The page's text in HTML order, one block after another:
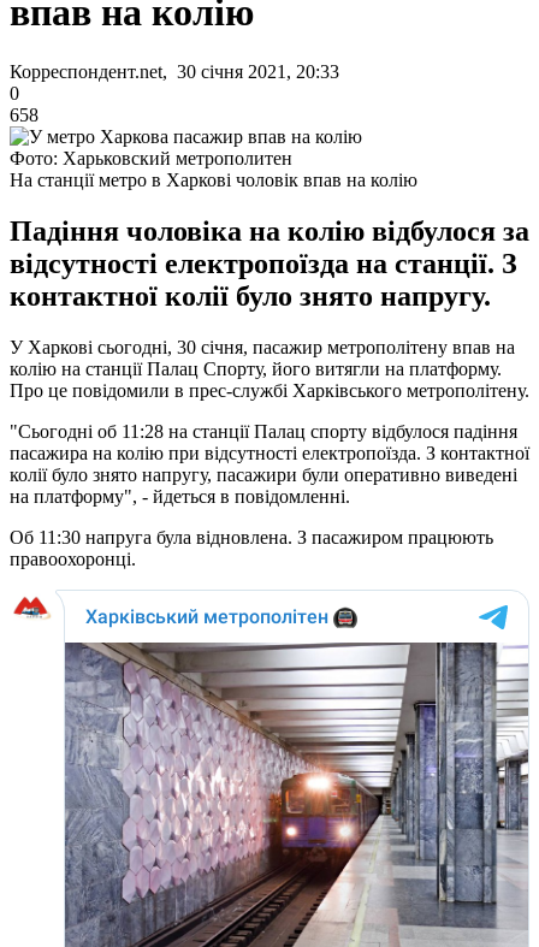
впав на колію
Корреспондент.net, 30 січня 2021, 20:33
0
658
Фото: Харьковский метрополитен
На станції метро в Харкові чоловік впав на колію
Падіння чоловіка на колію відбулося за
відсутності електропоїзда на станції. З
контактної колії було знято напругу.
У Харкові сьогодні, 30 січня, пасажир метрополітену впав на
колію на станції Палац Спорту, його витягли на платформу.
Про це повідомили в прес-службі Харківського метрополітену.
"Сьогодні об 11:28 на станції Палац спорту відбулося падіння
пасажира на колію при відсутності електропоїзда. З контактної
колії було знято напругу, пасажири були оперативно виведені
на платформу", - йдеться в повідомленні.
Об 11:30 напруга була відновлена. З пасажиром працюють
правоохоронці.